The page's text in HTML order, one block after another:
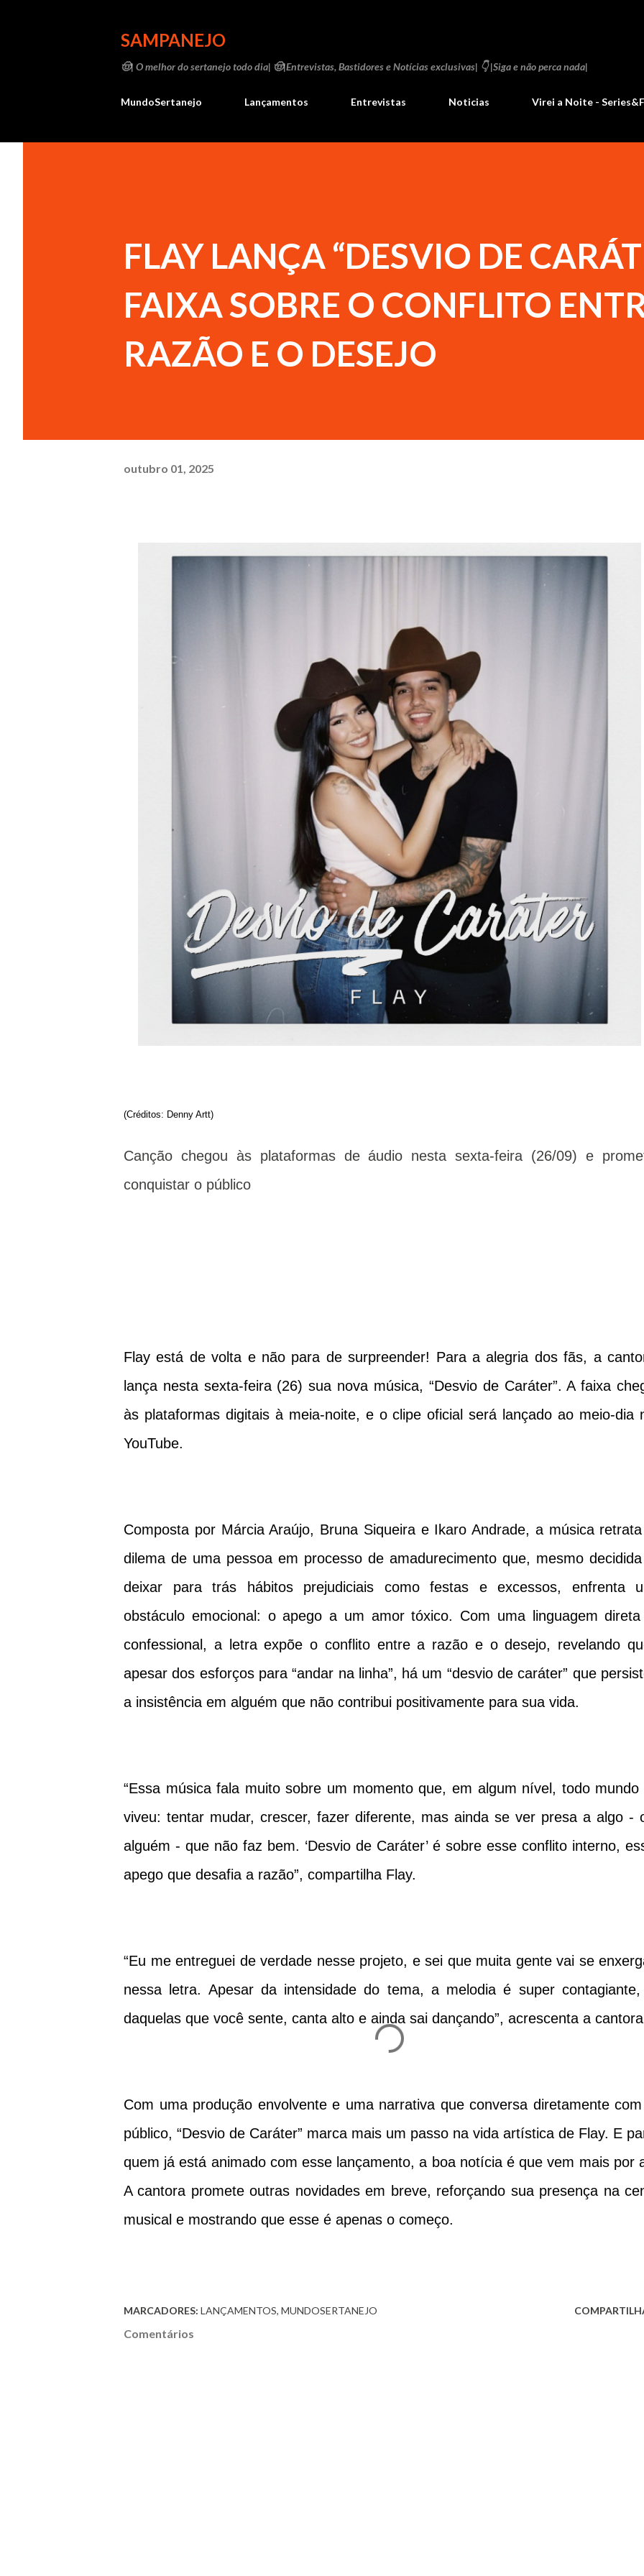
SAMPANEJO
🤠| O melhor do sertanejo todo dia| 🤠|Entrevistas, Bastidores e Notícias exclusivas| 👇 |Siga e não perca nada|
MundoSertanejo Lançamentos Entrevistas Noticias Virei a Noite -
FLAY LANÇA “DESVIO DE
FAIXA SOBRE O CONFLITO
RAZÃO E O DESEJO
outubro 01, 2025
(Créditos: Denny Artt)
Canção chegou às plataformas de áudio nesta sexta-feira (26/09) e
conquistar o público
Flay está de volta e não para de surpreender! Para a alegria dos fãs, a
lança nesta sexta-feira (26) sua nova música, “Desvio de Caráter”. A faixa
às plataformas digitais à meia-noite, e o clipe oficial será lançado ao meio-dia
YouTube.
Composta por Márcia Araújo, Bruna Siqueira e Ikaro Andrade, a música
dilema de uma pessoa em processo de amadurecimento que, mesmo
deixar para trás hábitos prejudiciais como festas e excessos, enfrenta
obstáculo emocional: o apego a um amor tóxico. Com uma linguagem
confessional, a letra expõe o conflito entre a razão e o desejo, revelando
apesar dos esforços para “andar na linha”, há um “desvio de caráter” que
a insistência em alguém que não contribui positivamente para sua vida.
“Essa música fala muito sobre um momento que, em algum nível, todo mundo
viveu: tentar mudar, crescer, fazer diferente, mas ainda se ver presa a algo -
alguém - que não faz bem. ‘Desvio de Caráter’ é sobre esse conflito interno,
apego que desafia a razão”, compartilha Flay.
“Eu me entreguei de verdade nesse projeto, e sei que muita gente vai se
nessa letra. Apesar da intensidade do tema, a melodia é super
daquelas que você sente, canta alto e ainda sai dançando”, acrescenta a
Com uma produção envolvente e uma narrativa que conversa diretamente
público, “Desvio de Caráter” marca mais um passo na vida artística de Flay. E
quem já está animado com esse lançamento, a boa notícia é que vem mais por
A cantora promete outras novidades em breve, reforçando sua presença na
musical e mostrando que esse é apenas o começo.
MARCADORES: LANÇAMENTOS MUNDOSERTANEJO
Comentários